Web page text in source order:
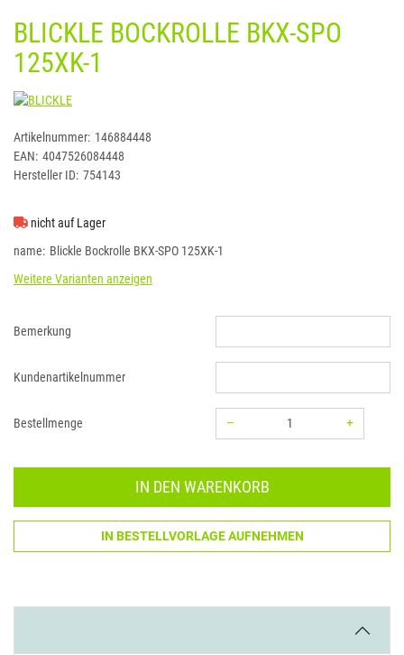
BLICKLE BOCKROLLE BKX-SPO
125XK-1
BLICKLE
Artikelnummer: 146884448
EAN: 4047526084448
Hersteller ID: 754143
nicht auf Lager
name
Blickle Bockrolle BKX-SPO 125XK-1
Weitere Varianten anzeigen
Bemerkung
Kundenartikelnummer
Bestellmenge –
+
IN DEN WARENKORB
IN BESTELLVORLAGE AUFNEHMEN